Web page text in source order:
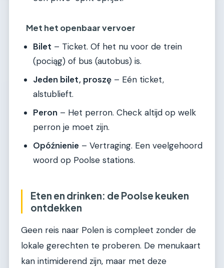
Met het openbaar vervoer
Bilet – Ticket. Of het nu voor de trein
(pociąg) of bus (autobus) is.
Jeden bilet, proszę – Eén ticket,
alstublieft.
Peron – Het perron. Check altijd op welk
perron je moet zijn.
Opóźnienie – Vertraging. Een veelgehoord
woord op Poolse stations.
Eten en drinken: de Poolse keuken
ontdekken
Geen reis naar Polen is compleet zonder de
lokale gerechten te proberen. De menukaart
kan intimiderend zijn, maar met deze